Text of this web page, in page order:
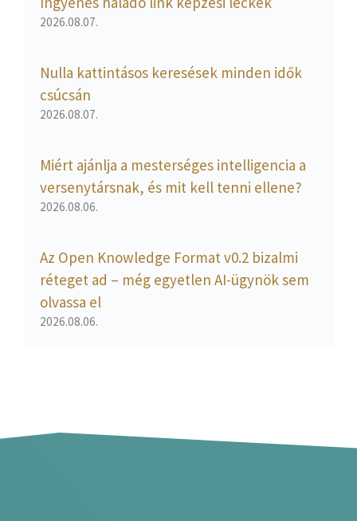
2026.08.07.
Nulla kattintásos keresések minden idők
csúcsán
2026.08.07.
Miért ajánlja a mesterséges intelligencia a
versenytársnak, és mit kell tenni ellene?
2026.08.06.
Az Open Knowledge Format v0.2 bizalmi
réteget ad – még egyetlen AI-ügynök sem
olvassa el
2026.08.06.